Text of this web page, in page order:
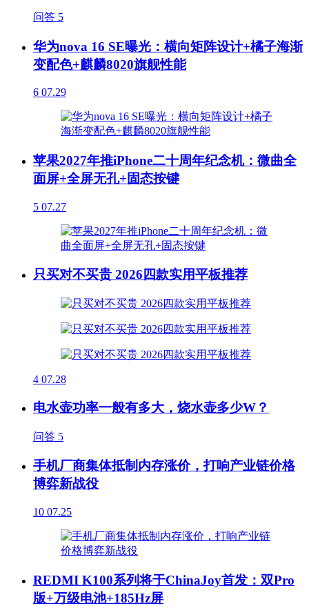
问答 5
华为nova 16 SE曝光：横向矩阵设计+橘子海渐
变配色+麒麟8020旗舰性能
6 07.29
苹果2027年推iPhone二十周年纪念机：微曲全
面屏+全屏无孔+固态按键
5 07.27
只买对不买贵 2026四款实用平板推荐
4 07.28
电水壶功率一般有多大，烧水壶多少W？
问答 5
手机厂商集体抵制内存涨价，打响产业链价格
博弈新战役
10 07.25
REDMI K100系列将于ChinaJoy首发：双Pro
版+万级电池+185Hz屏